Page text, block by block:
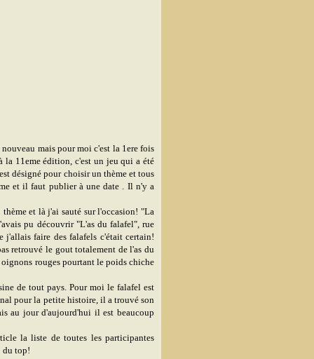
mais pour moi c'est la 1ere fois
la 11eme édition, c'est un jeu qui a été
désigné pour choisir un thème et tous
et il faut publier à une date . Il n'y a
et là j'ai sauté sur l'occasion! "La
pu découvrir "L'as du falafel", rue
j'allais faire des falafels c'était certain!
retrouvé le gout totalement de l'as du
rouges pourtant le poids chiche
de tout pays. Pour moi le falafel est
pour la petite histoire, il a trouvé son
au jour d'aujourd'hui il est beaucoup
la liste de toutes les participantes
du top!